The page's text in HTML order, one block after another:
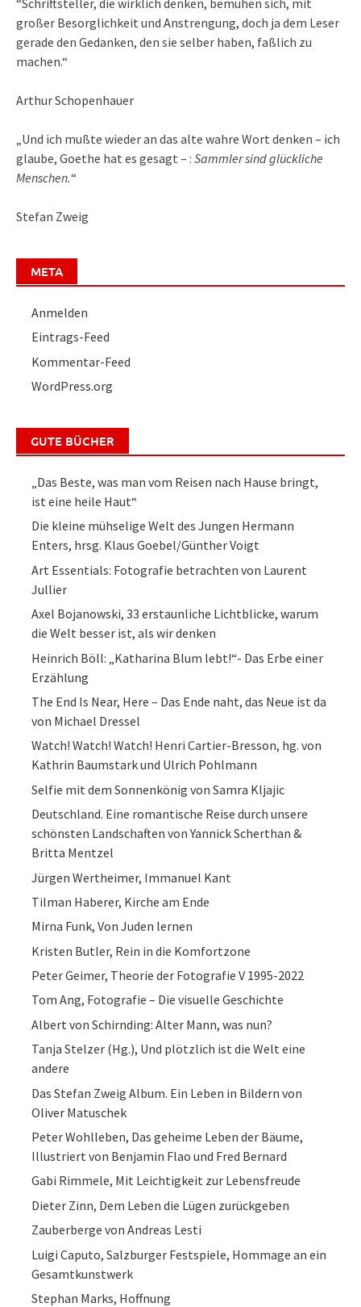
großer Besorglichkeit und Anstrengung, doch ja dem Leser
gerade den Gedanken, den sie selber haben, faßlich zu
machen.“
Arthur Schopenhauer
„Und ich mußte wieder an das alte wahre Wort denken – ich
glaube, Goethe hat es gesagt – : Sammler sind glückliche
Menschen.“
Stefan Zweig
META
Anmelden
Eintrags-Feed
Kommentar-Feed
WordPress.org
GUTE BÜCHER
„Das Beste, was man vom Reisen nach Hause bringt,
ist eine heile Haut“
Die kleine mühselige Welt des Jungen Hermann
Enters, hrsg. Klaus Goebel/Günther Voigt
Art Essentials: Fotografie betrachten von Laurent
Jullier
Axel Bojanowski, 33 erstaunliche Lichtblicke, warum
die Welt besser ist, als wir denken
Heinrich Böll: „Katharina Blum lebt!“- Das Erbe einer
Erzählung
The End Is Near, Here – Das Ende naht, das Neue ist da
von Michael Dressel
Watch! Watch! Watch! Henri Cartier-Bresson, hg. von
Kathrin Baumstark und Ulrich Pohlmann
Selfie mit dem Sonnenkönig von Samra Kljajic
Deutschland. Eine romantische Reise durch unsere
schönsten Landschaften von Yannick Scherthan &
Britta Mentzel
Jürgen Wertheimer, Immanuel Kant
Tilman Haberer, Kirche am Ende
Mirna Funk, Von Juden lernen
Kristen Butler, Rein in die Komfortzone
Peter Geimer, Theorie der Fotografie V 1995-2022
Tom Ang, Fotografie – Die visuelle Geschichte
Albert von Schirnding: Alter Mann, was nun?
Tanja Stelzer (Hg.), Und plötzlich ist die Welt eine
andere
Das Stefan Zweig Album. Ein Leben in Bildern von
Oliver Matuschek
Peter Wohlleben, Das geheime Leben der Bäume,
Illustriert von Benjamin Flao und Fred Bernard
Gabi Rimmele, Mit Leichtigkeit zur Lebensfreude
Dieter Zinn, Dem Leben die Lügen zurückgeben
Zauberberge von Andreas Lesti
Luigi Caputo, Salzburger Festspiele, Hommage an ein
Gesamtkunstwerk
Stephan Marks, Hoffnung